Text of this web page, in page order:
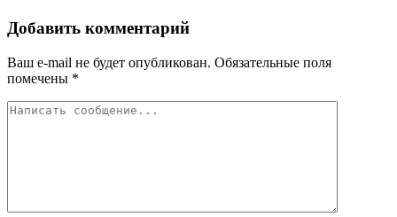
Добавить комментарий
Ваш e-mail не будет опубликован. Обязательные поля
помечены *